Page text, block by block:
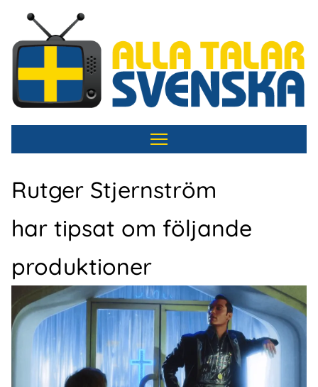
Hoppa
huvudinnehåll
Rutger Stjernström
har tipsat om följande
produktioner